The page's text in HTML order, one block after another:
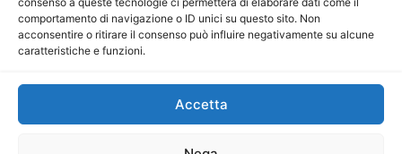
comportamento di navigazione o ID unici su questo sito. Non
acconsentire o ritirare il consenso può influire negativamente su alcune
caratteristiche e funzioni.
Accetta
Direttore Responsabile: Maria Calabrese
P.IVA: 06334930820
Mercurio Comunicazione Società Cooperativa a r.l. è
iscritta al Registro degli Operatori di Comunicazione al